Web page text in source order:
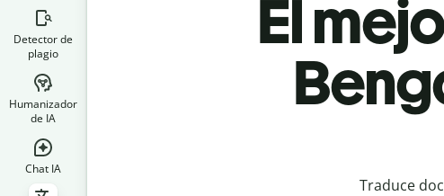
Detector de
plagio
Humanizador
de IA
Chat IA
El
Traduce